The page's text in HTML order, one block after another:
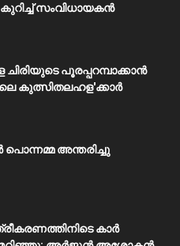
സംവിധായകൻ
ചിരിയുടെ പൂരപ്പറമ്പാക്കാൻ
കുത്സിതലഹള'ക്കാർ
പൊന്നമ്മ അന്തരിച്ചു
കാർ